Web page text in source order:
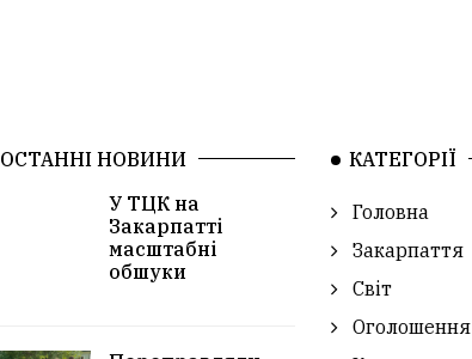
ОСТАННІ НОВИНИ
У ТЦК на
Закарпатті
масштабні
обшуки
КАТЕГОРІЇ
Головна
Закарпаття
Світ
Оголошення